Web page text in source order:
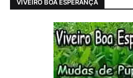
VIVEIRO BOA ESPERANÇA